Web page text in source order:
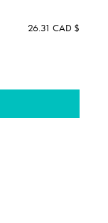
26.31 CAD $